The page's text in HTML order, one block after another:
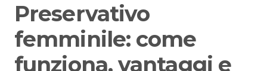
Preservativo
femminile: come
funziona, vantaggi e